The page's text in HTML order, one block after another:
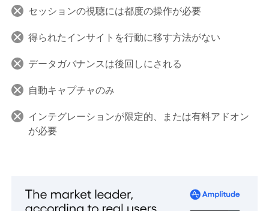
セッションの視聴には都度の操作が必要
得られたインサイトを行動に移す方法がない
データガバナンスは後回しにされる
自動キャプチャのみ
インテグレーションが限定的、または有料アドオン
が必要